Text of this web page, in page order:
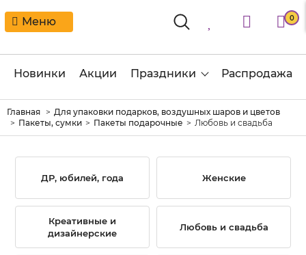
Меню 0
Новинки Акции Праздники Распродажа
Главная
Для упаковки подарков, воздушных шаров и цветов
Пакеты, сумки
Пакеты подарочные Любовь и свадьба
ДР, юбилей, года Женские
Креативные и
дизайнерские
Любовь и свадьба